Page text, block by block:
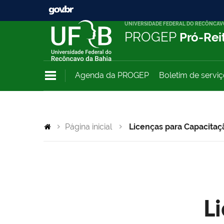
UNIVERSIDADE FEDERAL DO
PROGEP Pró-
Agenda da PROGEP Boletim de
Página inicial Licenças para